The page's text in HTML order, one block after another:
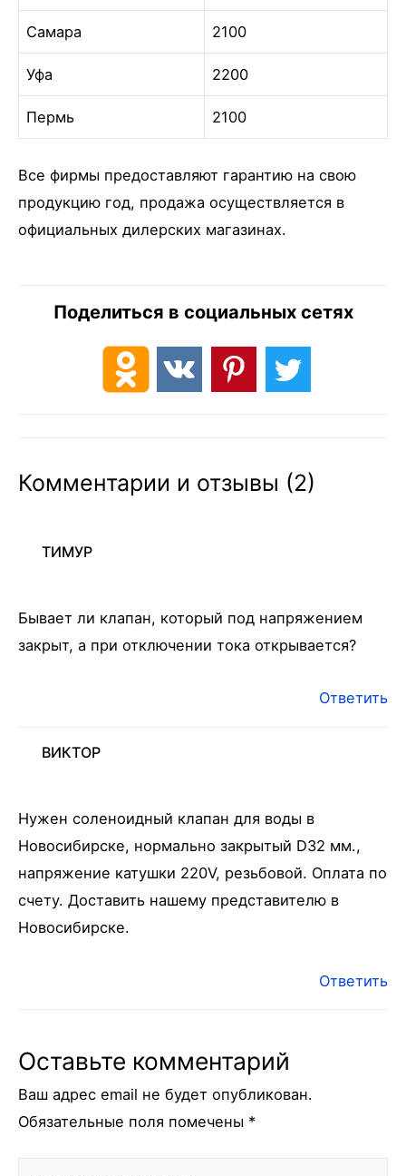
Самара 2100
Уфа 2200
Пермь 2100
Все фирмы предоставляют гарантию на свою
продукцию год, продажа осуществляется в
официальных дилерских магазинах.
Поделиться в социальных сетях
Комментарии и отзывы (2)
ТИМУР
Бывает ли клапан, который под напряжением
закрыт, а при отключении тока открывается?
Ответить
ВИКТОР
Нужен соленоидный клапан для воды в
Новосибирске, нормально закрытый D32 мм.,
напряжение катушки 220V, резьбовой. Оплата по
счету. Доставить нашему представителю в
Новосибирске.
Ответить
Оставьте комментарий
Ваш адрес email не будет опубликован.
Обязательные поля помечены *